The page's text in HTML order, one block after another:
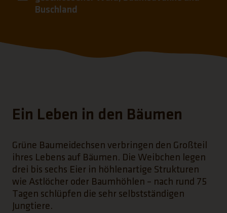
Buschland
Ein Leben in den Bäumen
Grüne Baumeidechsen verbringen den Großteil
ihres Lebens auf Bäumen. Die Weibchen legen
drei bis sechs Eier in höhlenartige Strukturen
wie Astlöcher oder Baumhöhlen – nach rund 75
Tagen schlüpfen die sehr selbstständigen
Jungtiere.